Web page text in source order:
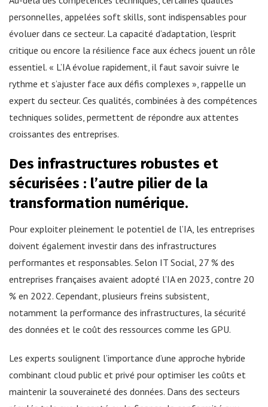
personnelles, appelées soft skills, sont indispensables pour
évoluer dans ce secteur. La capacité d’adaptation, l’esprit
critique ou encore la résilience face aux échecs jouent un rôle
essentiel. « L’IA évolue rapidement, il faut savoir suivre le
rythme et s’ajuster face aux défis complexes », rappelle un
expert du secteur. Ces qualités, combinées à des compétences
techniques solides, permettent de répondre aux attentes
croissantes des entreprises.
Des infrastructures robustes et
sécurisées : l’autre pilier de la
transformation numérique.
Pour exploiter pleinement le potentiel de l’IA, les entreprises
doivent également investir dans des infrastructures
performantes et responsables. Selon IT Social, 27 % des
entreprises françaises avaient adopté l’IA en 2023, contre 20
% en 2022. Cependant, plusieurs freins subsistent,
notamment la performance des infrastructures, la sécurité
des données et le coût des ressources comme les GPU.
Les experts soulignent l’importance d’une approche hybride
combinant cloud public et privé pour optimiser les coûts et
maintenir la souveraineté des données. Dans des secteurs